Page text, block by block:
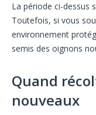
La période ci-dessus
Toutefois, si vous
environnement
semis des oignons
Quand
nouveaux